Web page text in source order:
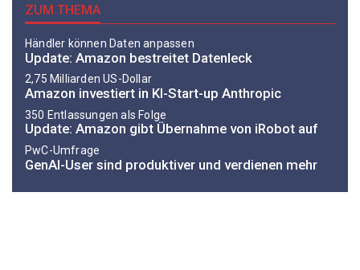
ZUM THEMA
Händler können Daten anpassen
Update: Amazon bestreitet Datenleck
2,75 Milliarden US-Dollar
Amazon investiert in KI-Start-up Anthropic
350 Entlassungen als Folge
Update: Amazon gibt Übernahme von iRobot auf
PwC-Umfrage
GenAI-User sind produktiver und verdienen mehr